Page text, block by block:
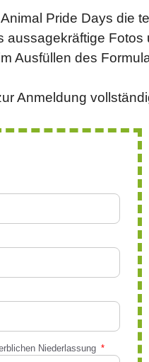
Pride Days die
aussagekräftige
Ausfüllen des
Anmeldung
Niederlassung